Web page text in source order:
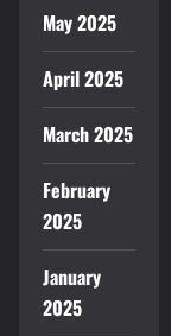
May 2025
April 2025
March 2025
February
2025
January
2025